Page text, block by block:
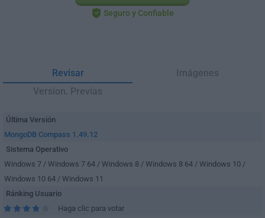
Seguro y Confiable
Revisar
Imágenes
Version. Previas
Última Versión
MongoDB Compass 1.49.12
Sistema Operativo
Windows 7 / Windows 7 64 / Windows 8 / Windows 8 64 / Windows 10 /
Windows 10 64 / Windows 11
Ránking Usuario
Haga clic para votar